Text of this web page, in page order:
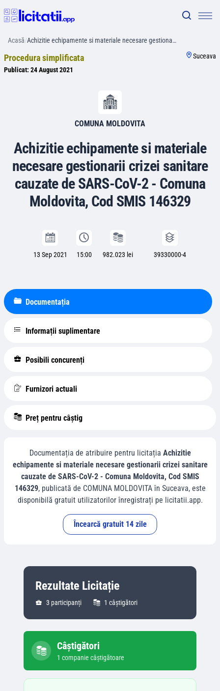
Acasă/Achizitie echipamente si materiale necesare gestiona…
Procedura simplificata
Publicat: 24 August 2021
Suceava
COMUNA MOLDOVITA
Achizitie echipamente si materiale
necesare gestionarii crizei sanitare
cauzate de SARS-CoV-2 - Comuna
Moldovita, Cod SMIS 146329
13 Sep 2021 15:00 982.023 lei 39330000-4
Documentația
Informații suplimentare
Posibili concurenți
Furnizori actuali
Preț pentru câștig
Documentația de atribuire pentru licitația Achizitie
echipamente si materiale necesare gestionarii crizei sanitare
cauzate de SARS-CoV-2 - Comuna Moldovita, Cod SMIS
146329, publicată de COMUNA MOLDOVITAîn Suceava, este
disponibilă gratuit utilizatorilor înregistrați pe licitatii.app.
Încearcă gratuit 14 zile
Rezultate Licitație
3 participanți 1 câștigători
Câștigători
1 companie câștigătoare